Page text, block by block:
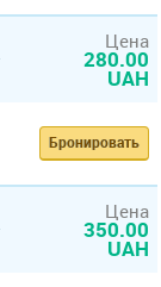
Цена
280.00
UAH
Бронировать
Цена
350.00
UAH